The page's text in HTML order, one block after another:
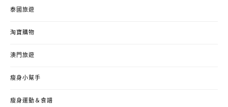
泰國旅遊
淘寶購物
澳門旅遊
瘦身小幫手
瘦身運動＆食譜